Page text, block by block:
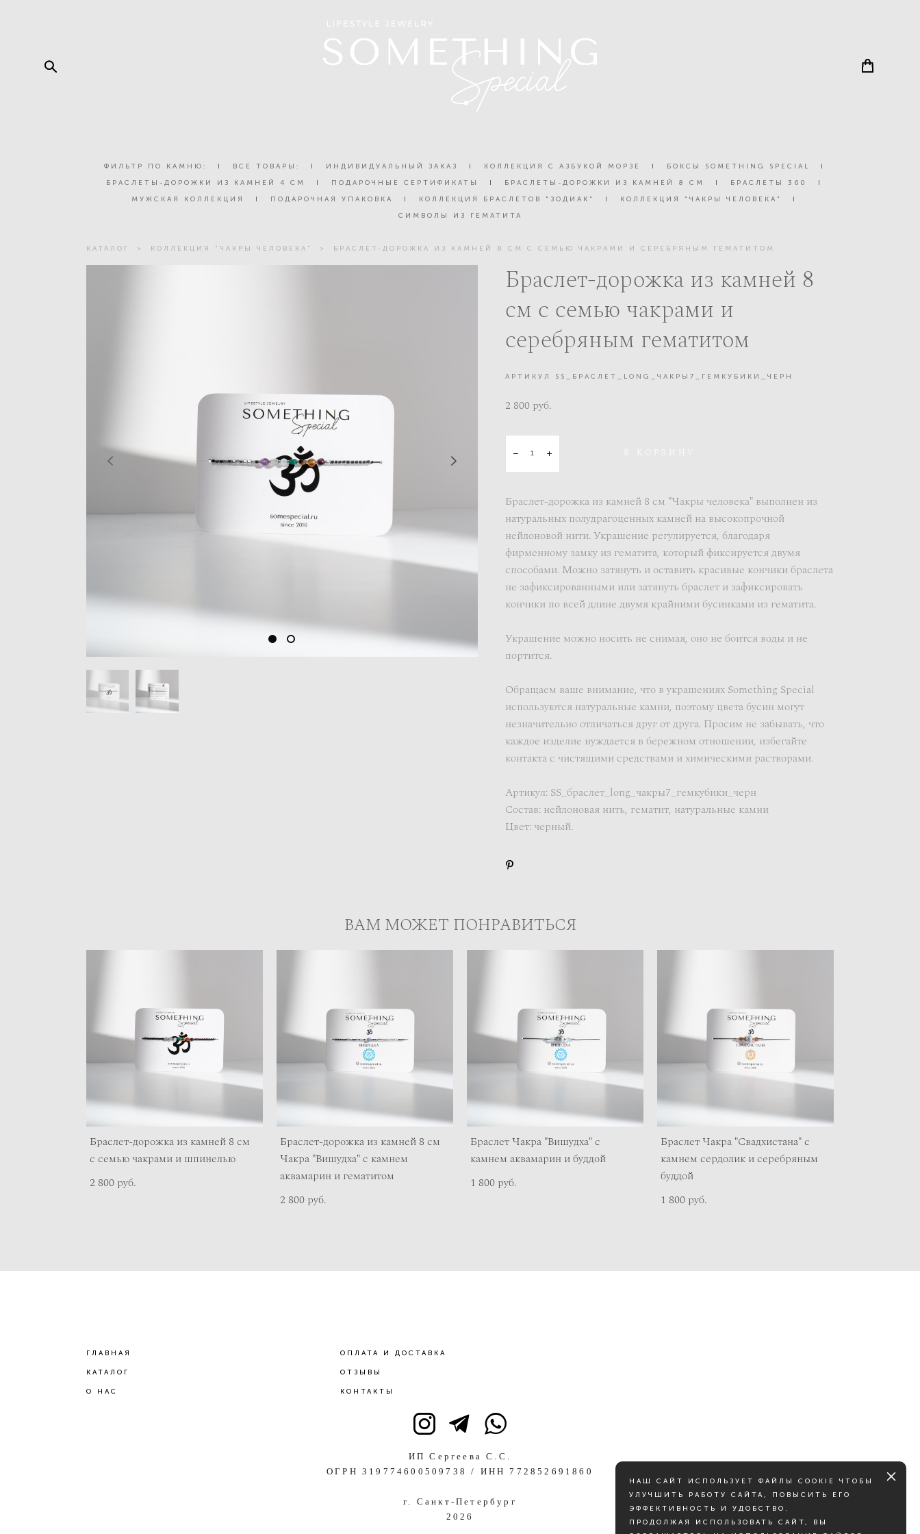
ФИЛЬТР ПО КАМНЮ: I ВСЕ ТОВАРЫ: I ИНДИВИДУАЛЬНЫЙ ЗАКАЗ I КОЛЛЕКЦИЯ С АЗБУКОЙ МОРЗЕ I БОКСЫ SOMETHING SPECIAL
I
БРАСЛЕТЫ-ДОРОЖКИ ИЗ КАМНЕЙ 4 СМ
I ПОДАРОЧНЫЕ СЕРТИФИКАТЫ I БРАСЛЕТЫ-ДОРОЖКИ ИЗ КАМНЕЙ 8 СМ I БРАСЛЕТЫ 360
I
МУЖСКАЯ КОЛЛЕКЦИЯ
I ПОДАРОЧНАЯ УПАКОВКА I КОЛЛЕКЦИЯ БРАСЛЕТОВ "ЗОДИАК" I КОЛЛЕКЦИЯ "ЧАКРЫ ЧЕЛОВЕКА"
I
СИМВОЛЫ ИЗ ГЕМАТИТА
КАТАЛОГ > КОЛЛЕКЦИЯ "ЧАКРЫ ЧЕЛОВЕКА" > БРАСЛЕТ-ДОРОЖКА ИЗ КАМНЕЙ 8 СМ С СЕМЬЮ ЧАКРАМИ И СЕРЕБРЯНЫМ ГЕМАТИТОМ
Браслет-дорожка из камней 8
см с семью чакрами и
серебряным гематитом
АРТИКУЛ SS_БРАСЛЕТ_LONG_ЧАКРЫ7_ГЕМКУБИКИ_ЧЕРН
2 800 pуб.
В КОРЗИНУ
Браслет-дорожка из камней 8 см "Чакры человека" выполнен из
натуральных полудрагоценных камней на высокопрочной
нейлоновой нити. Украшение регулируется, благодаря
фирменному замку из гематита, который фиксируется двумя
способами. Можно затянуть и оставить красивые кончики браслета
не зафиксированными или затянуть браслет и зафиксировать
кончики по всей длине двумя крайними бусинками из гематита.
Украшение можно носить не снимая, оно не боится воды и не
портится.
Обращаем ваше внимание, что в украшениях Something Special
используются натуральные камни, поэтому цвета бусин могут
незначительно отличаться друг от друга. Просим не забывать, что
каждое изделие нуждается в бережном отношении, избегайте
контакта с чистящими средствами и химическими растворами.
Артикул: SS_браслет_long_чакры7_гемкубики_черн
Состав: нейлоновая нить, гематит, натуральные камни
Цвет: черный.
ВАМ МОЖЕТ ПОНРАВИТЬСЯ
Браслет-дорожка из камней 8 см
с семью чакрами и шпинелью
2 800 pуб.
Браслет-дорожка из камней 8 см
Чакра "Вишудха" с камнем
аквамарин и гематитом
2 800 pуб.
Браслет Чакра "Вишудха" с
камнем аквамарин и буддой
1 800 pуб.
Браслет Чакра "Свадхистана" с
камнем сердолик и серебряным
буддой
1 800 pуб.
ГЛАВНАЯ
КАТАЛОГ
О НАС
ОПЛАТА И ДОСТАВКА
ОТЗЫВЫ
КОНТАКТЫ
ИП Сергеева С.С.
ОГРН 319774600509738 / ИНН 772852691860
г. Санкт-Петербург
2026
НАШ САЙТ ИСПОЛЬЗУЕТ ФАЙЛЫ COOKIE ЧТОБЫ
УЛУЧШИТЬ РАБОТУ САЙТА, ПОВЫСИТЬ ЕГО
ЭФФЕКТИВНОСТЬ И УДОБСТВО.
ПРОДОЛЖАЯ ИСПОЛЬЗОВАТЬ САЙТ, ВЫ